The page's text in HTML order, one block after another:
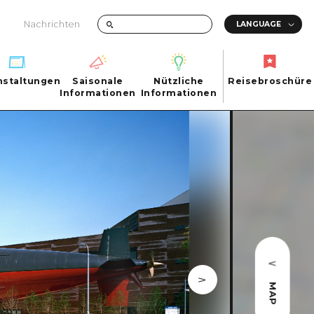
Nachrichten
Saisonale
Informationen
Nützliche
Informationen
Transportinformationen bei Katastrophen
Reisebroschüre
MAP